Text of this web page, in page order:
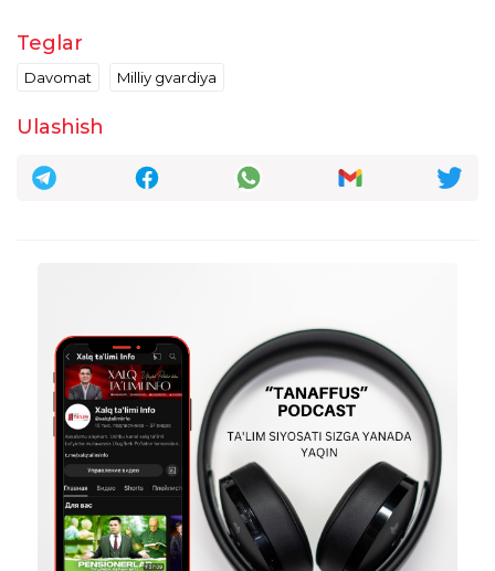
Teglar
Davomat Milliy gvardiya
Ulashish